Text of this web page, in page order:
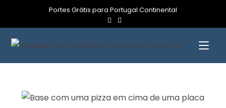
Portes Grátis para Portugal Continental